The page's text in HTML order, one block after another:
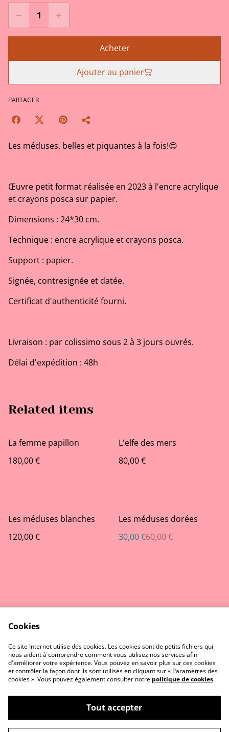
Acheter
Ajouter au panier
PARTAGER
Les méduses, belles et piquantes à la fois!😍
Œuvre petit format réalisée en 2023 à l'encre acrylique
et crayons posca sur papier.
Dimensions : 24*30 cm.
Technique : encre acrylique et crayons posca.
Support : papier.
Signée, contresignée et datée.
Certificat d'authenticité fourni.
Livraison : par colissimo sous 2 à 3 jours ouvrés.
Délai d'expédition : 48h
Related items
La femme papillon
180,00 €
L'elfe des mers
80,00 €
Les méduses blanches
120,00 €
%
Les méduses dorées
30,00 €60,00 €
Politique de
confidentialité
Politique de cookies
©2026Le Pinceau dans l'Œil
Cookies
Ce site Internet utilise des cookies. Les cookies sont de petits fichiers qui
nous aident à comprendre comment vous utilisez nos services afin
d'améliorer votre expérience. Vous pouvez en savoir plus sur ces cookies
et contrôler la façon dont ils sont utilisés en cliquant sur « Paramètres des
cookies ». Vous pouvez également consulter notre politique de cookies.
Tout accepter